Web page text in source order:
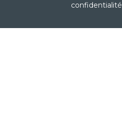
confidentialité